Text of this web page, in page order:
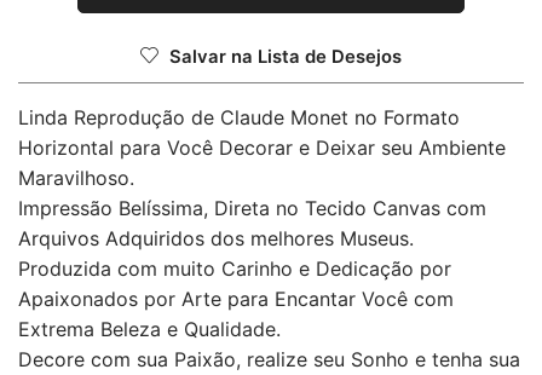
Salvar na Lista de Desejos
Linda Reprodução de Claude Monet no Formato
Horizontal para Você Decorar e Deixar seu Ambiente
Maravilhoso.
Impressão Belíssima, Direta no Tecido Canvas com
Arquivos Adquiridos dos melhores Museus.
Produzida com muito Carinho e Dedicação por
Apaixonados por Arte para Encantar Você com
Extrema Beleza e Qualidade.
Decore com sua Paixão, realize seu Sonho e tenha sua